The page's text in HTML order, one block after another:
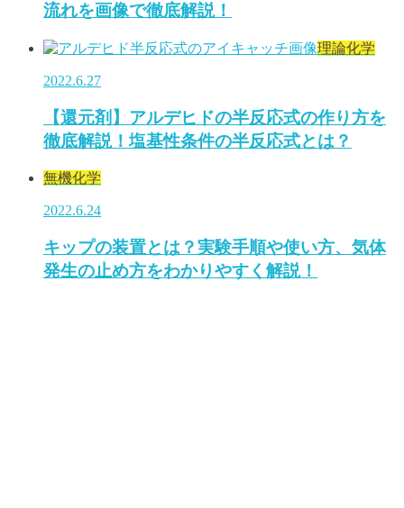
流れを画像で徹底解説！
理論化学
2022.6.27
【還元剤】アルデヒドの半反応式の作り方を
徹底解説！塩基性条件の半反応式とは？
無機化学
2022.6.24
キップの装置とは？実験手順や使い方、気体
発生の止め方をわかりやすく解説！